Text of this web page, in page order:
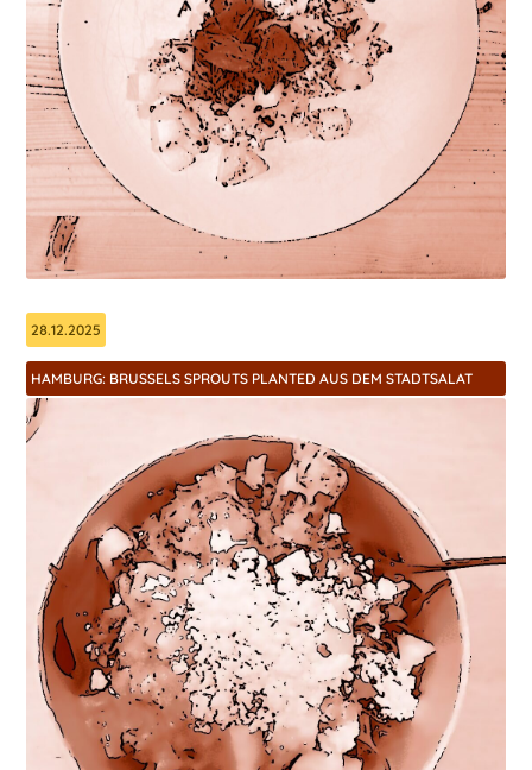
28.12.2025
HAMBURG: BRUSSELS SPROUTS PLANTED AUS DEM STADTSALAT